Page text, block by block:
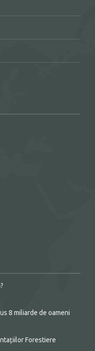
8 miliarde de oameni
Forestiere